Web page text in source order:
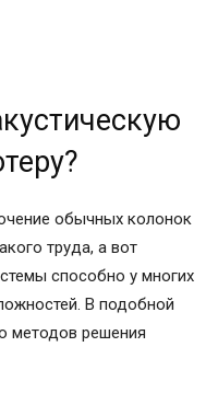
обычных колонок
труда, а вот
способно у многих
В подобной
методов решения